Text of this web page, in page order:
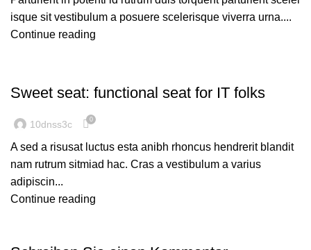
isque sit vestibulum a posuere scelerisque viverra urna....
Continue reading
Sweet seat: functional seat for IT folks
10dnss3c 0
A sed a risusat luctus esta anibh rhoncus hendrerit blandit
nam rutrum sitmiad hac. Cras a vestibulum a varius
adipiscin...
Continue reading